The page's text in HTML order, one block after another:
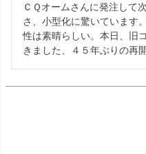
ＣＱオームさんに発注して
さ、小型化に驚いています
性は素晴らしい。本日、旧
きました、４５年ぶりの再